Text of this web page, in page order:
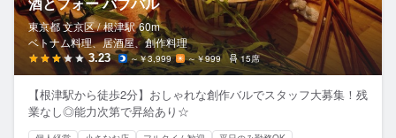
東京都 文京区 / 根津駅 60m
ベトナム料理、居酒屋、創作料理
3.23 ～￥3,999 ～￥999 15席
【根津駅から徒歩2分】おしゃれな創作バルでスタッフ大募集！残
業なし◎能力次第で昇給あり☆